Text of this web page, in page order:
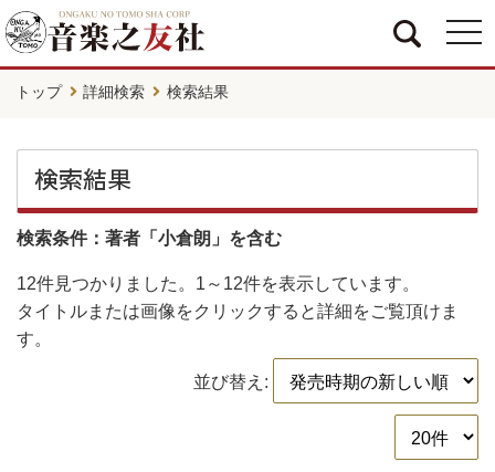
トップ 詳細検索 検索結果
検索結果
検索条件：著者「小倉朗」を含む
12件見つかりました。 1～12件を表示しています。
タイトルまたは画像をクリックすると詳細をご覧頂けま
す。
並び替え: